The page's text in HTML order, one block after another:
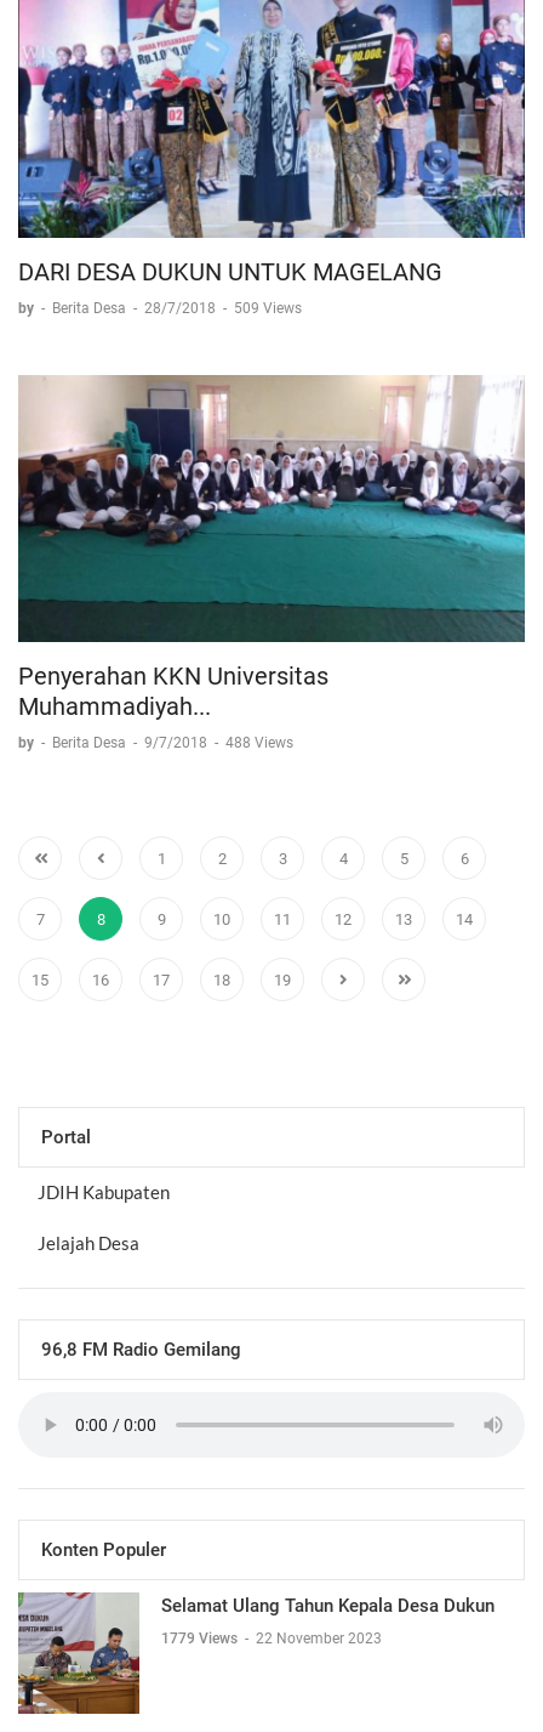
DARI DESA DUKUN UNTUK MAGELANG
by - Berita Desa - 28/7/2018 - 509 Views
Penyerahan KKN Universitas
Muhammadiyah...
by - Berita Desa - 9/7/2018 - 488 Views
1 2 3 4 5 6
7 8 9 10 11 12 13 14
15 16 17 18 19
Portal
JDIH Kabupaten
Jelajah Desa
96,8 FM Radio Gemilang
Konten Populer
Selamat Ulang Tahun Kepala Desa Dukun
1779 Views - 22 November 2023